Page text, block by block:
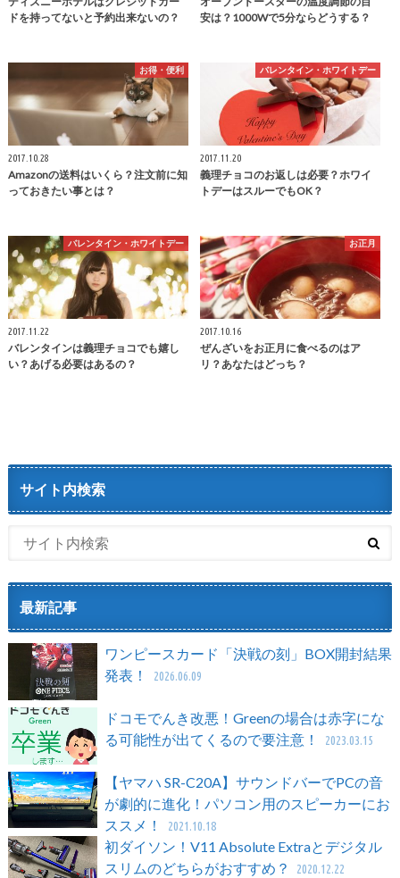
ドを持ってないと予約出来ないの？
安は？1000Wで5分ならどうする？
お得・便利
2017.10.28
Amazonの送料はいくら？注文前に知
っておきたい事とは？
バレンタイン・ホワイトデー
2017.11.20
義理チョコのお返しは必要？ホワイ
トデーはスルーでもOK？
バレンタイン・ホワイトデー
2017.11.22
バレンタインは義理チョコでも嬉し
い？あげる必要はあるの？
お正月
2017.10.16
ぜんざいをお正月に食べるのはア
リ？あなたはどっち？
サイト内検索
最新記事
ワンピースカード「決戦の刻」BOX開封結果
発表！
2026.06.09
ドコモでんき改悪！Greenの場合は赤字にな
る可能性が出てくるので要注意！
2023.03.15
【ヤマハ SR-C20A】サウンドバーでPCの音
が劇的に進化！パソコン用のスピーカーにお
ススメ！
2021.10.18
初ダイソン！V11 Absolute Extraとデジタル
スリムのどちらがおすすめ？
2020.12.22